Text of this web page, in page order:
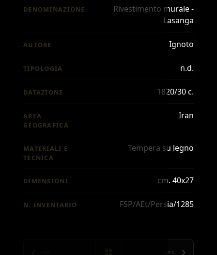
DENOMINAZIONE
Rivestimento murale -
Lasanga
AUTORE Ignoto
TIPOLOGIA n.d.
DATAZIONE 1820/30 c.
AREA
GEOGRAFICA
Iran
MATERIALI E
TECNICA
Tempera su legno
DIMENSIONI cm. 40x27
N. INVENTARIO FSP/AEt/Persia/1285
SUCC.